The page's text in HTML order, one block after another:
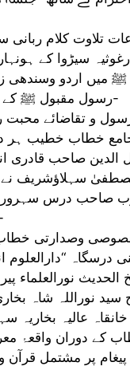
تلاوت کلام ربانی
سیڑوا کے
میں اردو وسندھی
رسول مقبول ﷺ کے نزرانے پیش کیے-
و تقاضائے محبت
جامع خطاب خطیب
الدین صاحب قادری
سہلاؤشریف نے
صاحب درس
نعت
وصدارتی خطاب
درسگاہ
الحدیث نورالعلماء
سید نوراللہ شاہ
کے دوران واقعۂ
پر مشتمل قرآن